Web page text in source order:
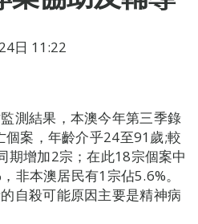
日 11:22
測結果，本澳今年第三季錄
案，年齡介乎24至91歲;較
期增加2宗；在此18宗個案中
非本澳居民有1宗佔5.6%。
自殺可能原因主要是精神病